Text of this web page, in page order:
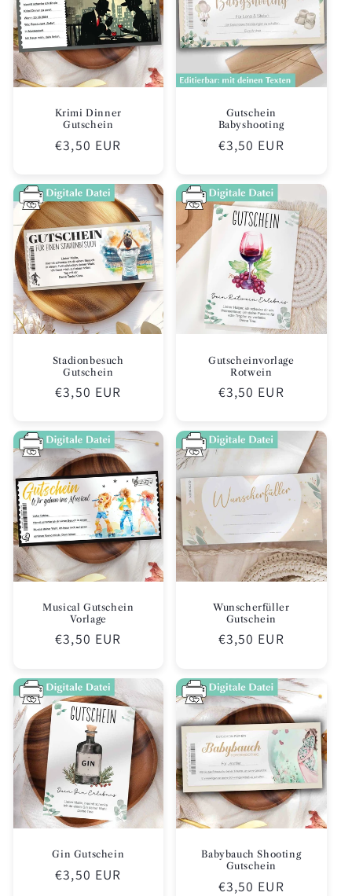
Krimi Dinner
Gutschein
Normaler
€3,50 EUR
Gutschein
Babyshooting
Normaler
€3,50 EUR
Stadionbesuch
Gutschein
Normaler
€3,50 EUR
Gutscheinvorlage
Rotwein
Normaler
€3,50 EUR
Musical Gutschein
Vorlage
Normaler
€3,50 EUR
Wunscherfüller
Gutschein
Normaler
€3,50 EUR
Gin Gutschein
Normaler
€3,50 EUR
Babybauch Shooting
Gutschein
Normaler
€3,50 EUR